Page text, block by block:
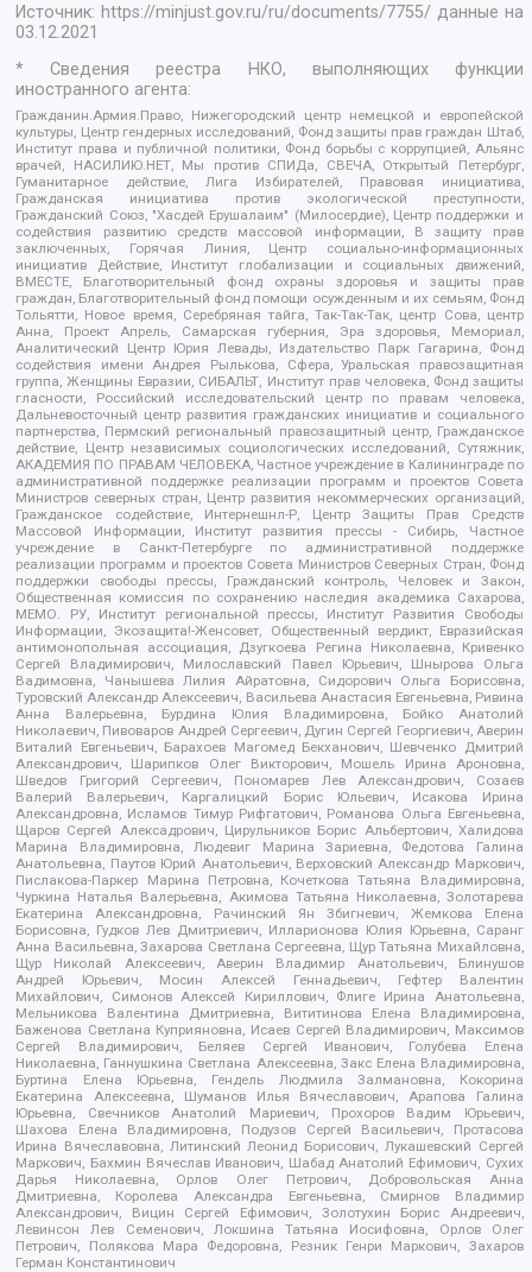
Источник: https://minjust.gov.ru/ru/documents/7755/ данные на
03.12.2021
* Сведения реестра НКО, выполняющих функции
иностранного агента:
Гражданин.Армия.Право, Нижегородский центр немецкой и европейской
культуры, Центр гендерных исследований, Фонд защиты прав граждан Штаб,
Институт права и публичной политики, Фонд борьбы с коррупцией, Альянс
врачей, НАСИЛИЮ.НЕТ, Мы против СПИДа, СВЕЧА, Открытый Петербург,
Гуманитарное действие, Лига Избирателей, Правовая инициатива,
Гражданская инициатива против экологической преступности,
Гражданский Союз, "Хасдей Ерушалаим" (Милосердие), Центр поддержки и
содействия развитию средств массовой информации, В защиту прав
заключенных, Горячая Линия, Центр социально-информационных
инициатив Действие, Институт глобализации и социальных движений,
ВМЕСТЕ, Благотворительный фонд охраны здоровья и защиты прав
граждан, Благотворительный фонд помощи осужденным и их семьям, Фонд
Тольятти, Новое время, Серебряная тайга, Так-Так-Так, центр Сова, центр
Анна, Проект Апрель, Самарская губерния, Эра здоровья, Мемориал,
Аналитический Центр Юрия Левады, Издательство Парк Гагарина, Фонд
содействия имени Андрея Рылькова, Сфера, Уральская правозащитная
группа, Женщины Евразии, СИБАЛЬТ, Институт прав человека, Фонд защиты
гласности, Российский исследовательский центр по правам человека,
Дальневосточный центр развития гражданских инициатив и социального
партнерства, Пермский региональный правозащитный центр, Гражданское
действие, Центр независимых социологических исследований, Сутяжник,
АКАДЕМИЯ ПО ПРАВАМ ЧЕЛОВЕКА, Частное учреждение в Калининграде по
административной поддержке реализации программ и проектов Совета
Министров северных стран, Центр развития некоммерческих организаций,
Гражданское содействие, Интернешнл-Р, Центр Защиты Прав Средств
Массовой Информации, Институт развития прессы - Сибирь, Частное
учреждение в Санкт-Петербурге по административной поддержке
реализации программ и проектов Совета Министров Северных Стран, Фонд
поддержки свободы прессы, Гражданский контроль, Человек и Закон,
Общественная комиссия по сохранению наследия академика Сахарова,
МЕМО. РУ, Институт региональной прессы, Институт Развития Свободы
Информации, Экозащита!-Женсовет, Общественный вердикт, Евразийская
антимонопольная ассоциация, Дзугкоева Регина Николаевна, Кривенко
Сергей Владимирович, Милославский Павел Юрьевич, Шнырова Ольга
Вадимовна, Чанышева Лилия Айратовна, Сидорович Ольга Борисовна,
Туровский Александр Алексеевич, Васильева Анастасия Евгеньевна, Ривина
Анна Валерьевна, Бурдина Юлия Владимировна, Бойко Анатолий
Николаевич, Пивоваров Андрей Сергеевич, Дугин Сергей Георгиевич, Аверин
Виталий Евгеньевич, Барахоев Магомед Бекханович, Шевченко Дмитрий
Александрович, Шарипков Олег Викторович, Мошель Ирина Ароновна,
Шведов Григорий Сергеевич, Пономарев Лев Александрович, Созаев
Валерий Валерьевич, Каргалицкий Борис Юльевич, Исакова Ирина
Александровна, Исламов Тимур Рифгатович, Романова Ольга Евгеньевна,
Щаров Сергей Алексадрович, Цирульников Борис Альбертович, Халидова
Марина Владимировна, Людевиг Марина Зариевна, Федотова Галина
Анатольевна, Паутов Юрий Анатольевич, Верховский Александр Маркович,
Пислакова-Паркер Марина Петровна, Кочеткова Татьяна Владимировна,
Чуркина Наталья Валерьевна, Акимова Татьяна Николаевна, Золотарева
Екатерина Александровна, Рачинский Ян Збигневич, Жемкова Елена
Борисовна, Гудков Лев Дмитриевич, Илларионова Юлия Юрьевна, Саранг
Анна Васильевна, Захарова Светлана Сергеевна, Щур Татьяна Михайловна,
Щур Николай Алексеевич, Аверин Владимир Анатольевич, Блинушов
Андрей Юрьевич, Мосин Алексей Геннадьевич, Гефтер Валентин
Михайлович, Симонов Алексей Кириллович, Флиге Ирина Анатольевна,
Мельникова Валентина Дмитриевна, Вититинова Елена Владимировна,
Баженова Светлана Куприяновна, Исаев Сергей Владимирович, Максимов
Сергей Владимирович, Беляев Сергей Иванович, Голубева Елена
Николаевна, Ганнушкина Светлана Алексеевна, Закс Елена Владимировна,
Буртина Елена Юрьевна, Гендель Людмила Залмановна, Кокорина
Екатерина Алексеевна, Шуманов Илья Вячеславович, Арапова Галина
Юрьевна, Свечников Анатолий Мариевич, Прохоров Вадим Юрьевич,
Шахова Елена Владимировна, Подузов Сергей Васильевич, Протасова
Ирина Вячеславовна, Литинский Леонид Борисович, Лукашевский Сергей
Маркович, Бахмин Вячеслав Иванович, Шабад Анатолий Ефимович, Сухих
Дарья Николаевна, Орлов Олег Петрович, Добровольская Анна
Дмитриевна, Королева Александра Евгеньевна, Смирнов Владимир
Александрович, Вицин Сергей Ефимович, Золотухин Борис Андреевич,
Левинсон Лев Семенович, Локшина Татьяна Иосифовна, Орлов Олег
Петрович, Полякова Мара Федоровна, Резник Генри Маркович, Захаров
Герман Константинович